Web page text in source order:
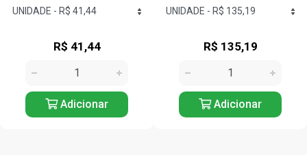
R$ 41,44
Adicionar
R$ 135,19
Adicionar